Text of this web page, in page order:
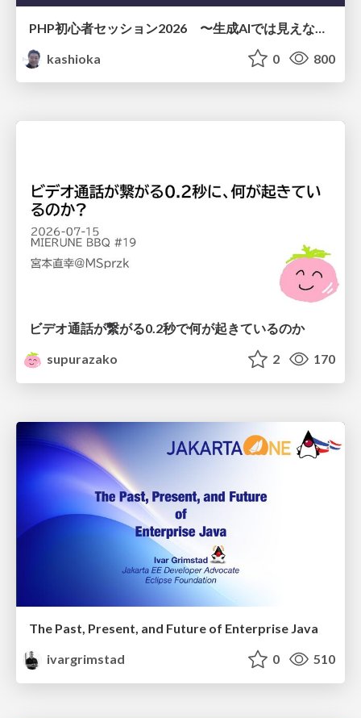
kashioka
0 800
ビデオ通話が繋がる0.2秒で何が起きているのか
supurazako
2 170
The Past, Present, and Future of Enterprise Java
ivargrimstad
0 510